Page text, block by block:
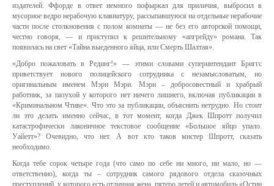
издателей. Ффорде в ответ немного пофыркал для приличия, выбросил в
мусорное ведро нерабочую клавиатуру, рассыпавшуюся на отдельные нерабочие
части после столкновения с полом комнаты — не без его авторской помощи,
честно говоря, — и приступил к решительному «апгрейду» романа. Так
появилась на свет «Тайна выеденного яйца, или Смерть Шалтая».
«Добро пожаловать в Рединг!» — этими словами суперинтендант Бриггс
приветствует нового полицейского сотрудника с незамысловатым, но
оригинальным именем Мэри Мэри. Мэри – добросовестный и храбрый
работник, за пазухой у которого нет ничего лишнего, включая публикации в
«Криминальном Чтиве». Что это за публикации, объяснить нетрудно. Но стоит
ли это делать именно сейчас, в тот момент, когда Джек Шпротт получил
катастрофически лаконичное текстовое сообщение «Большое яйцо упало.
Уайетт»? Очевидно, что нет. А вот кто таков мистер Шпротт, сказать
необходимо.
Когда тебе сорок четыре года (что само по себе ни много, ни мало, но —
ответственно), когда ты – сотрудник самого рядового отдела сказочных
преступлений, у которого есть отличная жена, пятеро детей и автомобиль «Остин